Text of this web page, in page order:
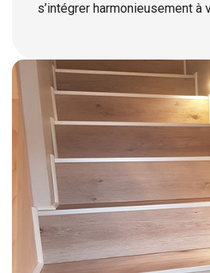
s’intégrer harmonieusement à